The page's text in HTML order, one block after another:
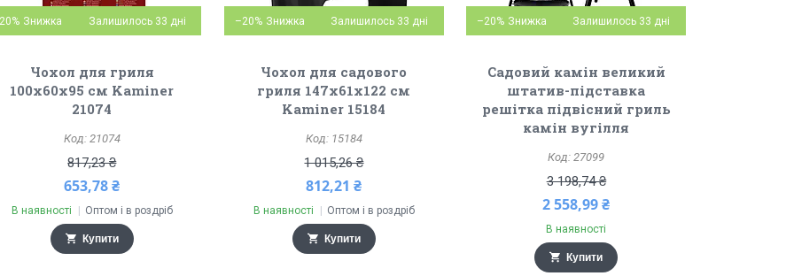
Залишилось 33 дні
Чохол для гриля
100x60x95 см Kaminer
21074
21074
817,23 ₴
653,78 ₴
В наявності Оптом і в роздріб
Купити
–20% Залишилось 33 дні
Чохол для садового
гриля 147x61x122 см
Kaminer 15184
15184
1 015,26 ₴
812,21 ₴
В наявності Оптом і в роздріб
Купити
–20% Залишилось 33 дні
Садовий камін великий
штатив-підставка
решітка підвісний гриль
камін вугілля
27099
3 198,74 ₴
2 558,99 ₴
В наявності
Купити